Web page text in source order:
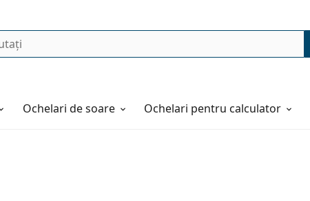
Ochelari de soare Ochelari pentru calculator